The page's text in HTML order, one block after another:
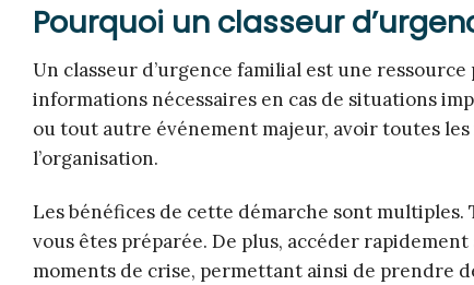
Pourquoi un classeur
Un classeur d’urgence familial est une
informations nécessaires en cas de situations
ou tout autre événement majeur, avoir toutes
l’organisation.
Les bénéfices de cette démarche sont multiples.
vous êtes préparée. De plus, accéder
moments de crise, permettant ainsi de prendre